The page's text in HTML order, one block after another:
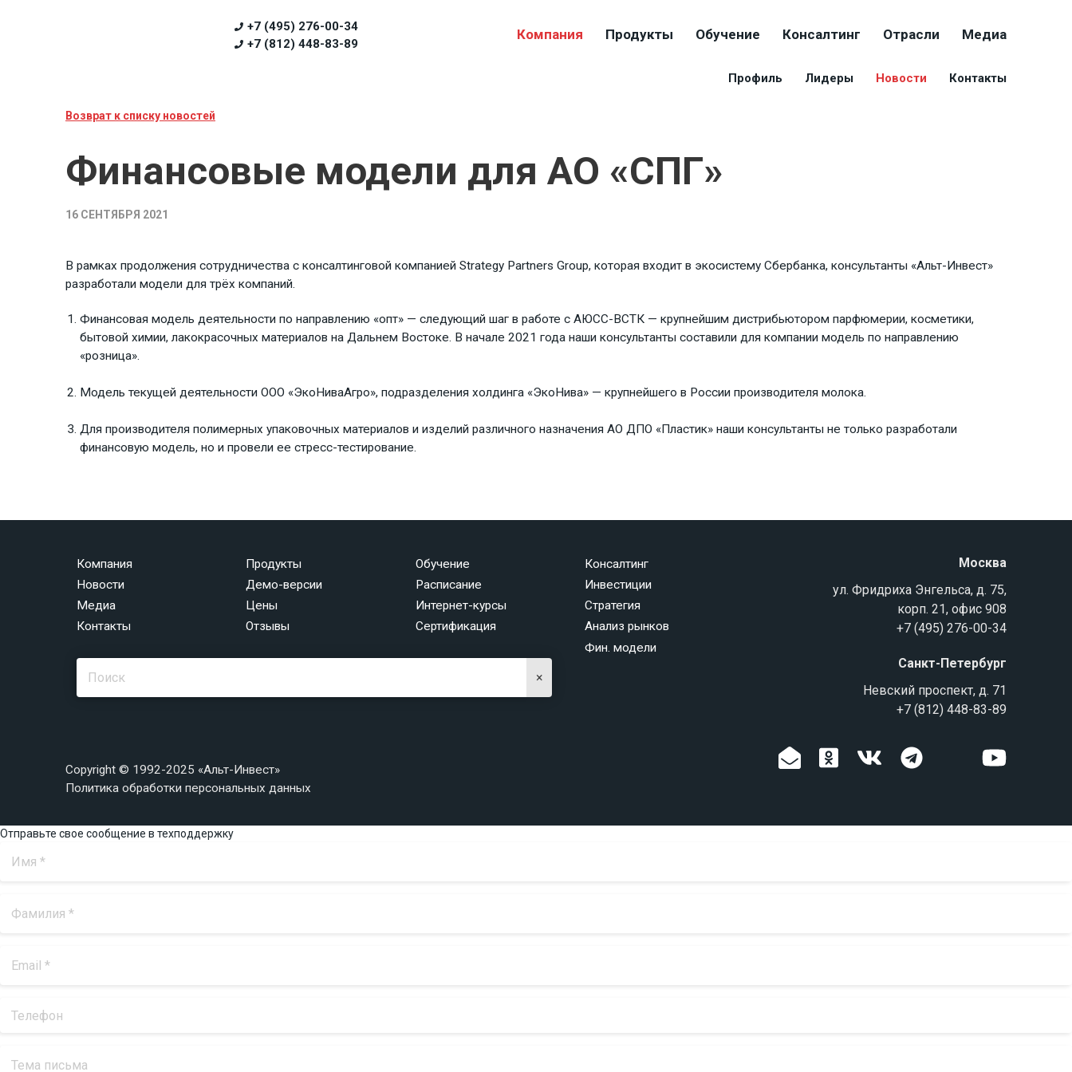
+7 (495) 276-00-34
+7 (812) 448-83-89
Компания Продукты Обучение Консалтинг Отрасли Медиа
Профиль Лидеры Новости Контакты
Возврат к списку новостей
Финансовые модели для АО «СПГ»
16 СЕНТЯБРЯ 2021
В рамках продолжения сотрудничества с консалтинговой компанией Strategy Partners Group, которая входит в экосистему Сбербанка, консультанты «Альт-Инвест»
разработали модели для трёх компаний.
Финансовая модель деятельности по направлению «опт» — следующий шаг в работе с АЮСС-ВСТК — крупнейшим дистрибьютором парфюмерии, косметики,
бытовой химии, лакокрасочных материалов на Дальнем Востоке. В начале 2021 года наши консультанты составили для компании модель по направлению
«розница».
Модель текущей деятельности ООО «ЭкоНиваАгро», подразделения холдинга «ЭкоНива» — крупнейшего в России производителя молока.
Для производителя полимерных упаковочных материалов и изделий различного назначения АО ДПО «Пластик» наши консультанты не только разработали
финансовую модель, но и провели ее стресс-тестирование.
Компания
Новости
Медиа
Контакты
Продукты
Демо-версии
Цены
Отзывы
Обучение
Расписание
Интернет-курсы
Сертификация
Консалтинг
Инвестиции
Стратегия
Анализ рынков
Фин. модели
×
Москва
ул. Фридриха Энгельса, д. 75,
корп. 21, офис 908
+7 (495) 276-00-34
Санкт-Петербург
Невский проспект, д. 71
+7 (812) 448-83-89
Copyright © 1992-2025 «Альт-Инвест»
Политика обработки персональных данных
Отправьте свое сообщение в техподдержку